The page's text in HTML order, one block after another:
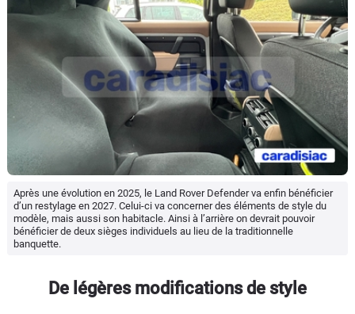
Après une évolution en 2025, le Land Rover Defender va enfin bénéficier
d’un restylage en 2027. Celui-ci va concerner des éléments de style du
modèle, mais aussi son habitacle. Ainsi à l’arrière on devrait pouvoir
bénéficier de deux sièges individuels au lieu de la traditionnelle
banquette.
De légères modifications de style